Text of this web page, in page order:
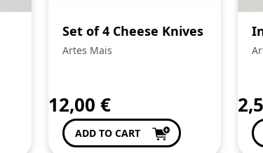
Set of 4 Cheese Knives
Artes Mais
12,00 €
ADD TO CART